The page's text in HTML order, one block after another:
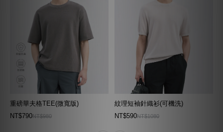
重磅華夫格TEE(微寬版)
NT$790NT$980
紋理短袖針織衫(可機洗)
NT$590NT$1080